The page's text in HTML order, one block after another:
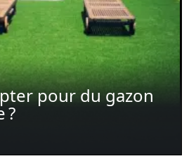
pour du gazon
?